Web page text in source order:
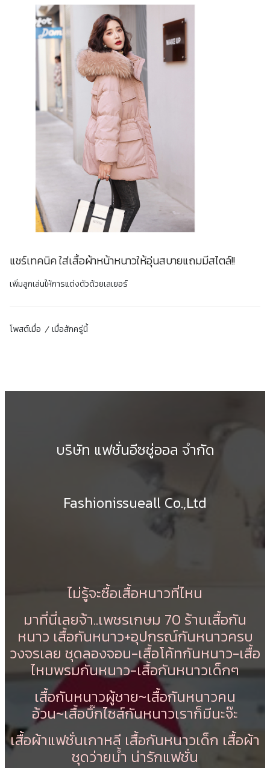
แชร์เทคนิค ใส่เสื้อผ้าหน้าหนาวให้อุ่นสบายแถมมีสไตล์!!
เพิ่มลูกเล่นให้การแต่งตัวด้วยเลเยอร์
โพสต์เมื่อ เมื่อสักครู่นี้
บริษัท แฟชั่นอีซชู่ออล จำกัด
Fashionissueall Co.,Ltd
ไม่รู้จะซื้อเสื้อหนาวที่ไหน
มาที่นี่เลยจ้า..เพชรเกษม 70 ร้านเสื้อกัน
หนาว เสื้อกันหนาว+อุปกรณ์กันหนาวครบ
วงจรเลย ชุดลองจอน-เสื้อโค้ทกันหนาว-เสื้อ
ไหมพรมกันหนาว-เสื้อกันหนาวเด็กๆ
เสื้อกันหนาวผู้ชาย~เสื้อกันหนาวคน
อ้วน~เสื้อบิ๊กไซส์กันหนาวเราก็มีนะจ๊ะ
เสื้อผ้าแฟชั่นเกาหลี เสื้อกันหนาวเด็ก เสื้อผ้า
ชุดว่ายน้ำ น่ารักแฟชั่น